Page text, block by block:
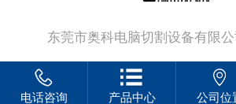
东莞市奥科电脑切割设备有限
电话咨询 产品中心 公司位